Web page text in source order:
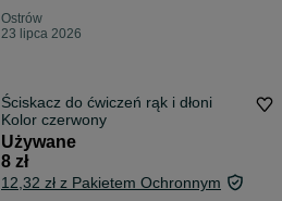
Ostrów
23 lipca 2026
Ściskacz do ćwiczeń rąk i dłoni
Kolor czerwony
Używane
8 zł
12,32 zł z Pakietem Ochronnym